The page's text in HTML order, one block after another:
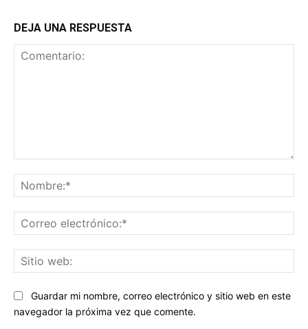
DEJA UNA RESPUESTA
Guardar mi nombre, correo electrónico y sitio web en este
navegador la próxima vez que comente.